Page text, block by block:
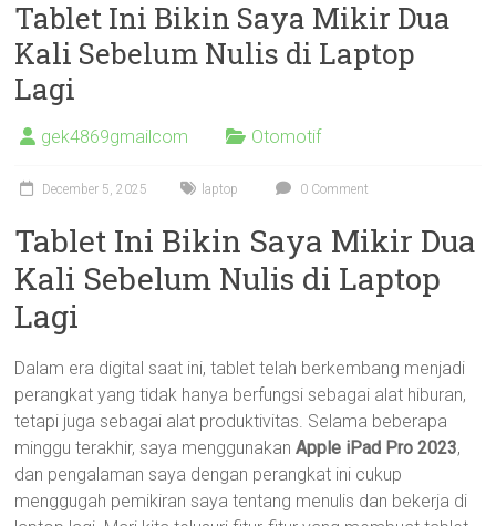
Tablet Ini Bikin Saya Mikir Dua
Kali Sebelum Nulis di Laptop
Lagi
gek4869gmailcom Otomotif
December 5, 2025 laptop 0 Comment
Tablet Ini Bikin Saya Mikir Dua
Kali Sebelum Nulis di Laptop
Lagi
Dalam era digital saat ini, tablet telah berkembang menjadi
perangkat yang tidak hanya berfungsi sebagai alat hiburan,
tetapi juga sebagai alat produktivitas. Selama beberapa
minggu terakhir, saya menggunakanApple iPad Pro 2023,
dan pengalaman saya dengan perangkat ini cukup
menggugah pemikiran saya tentang menulis dan bekerja di